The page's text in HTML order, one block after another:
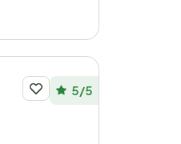
5/5